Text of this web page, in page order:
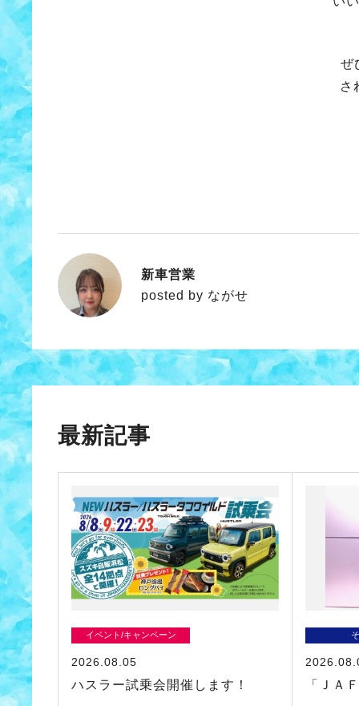
ぜ
さ
ながせ
新車営業
posted by ながせ
最新記事
イベント/キャンペーン
2026.08.05
ハスラー試乗会開催します！ 「ＪＡ